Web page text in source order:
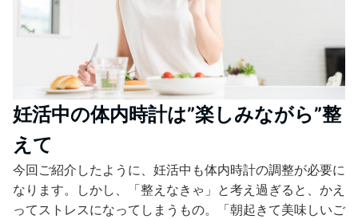
妊活中の体内時計は”楽しみながら”整
えて
今回ご紹介したように、妊活中も体内時計の調整が必要に
なります。しかし、「整えなきゃ」と考え過ぎると、かえ
ってストレスになってしまうもの。「朝起きて美味しいご